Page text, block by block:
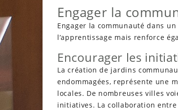
Engager la
Engager la communauté dans
l’apprentissage mais renforce
Encourager les
La création de jardins
endommagées, représente une
locales. De nombreuses villes
initiatives. La collaboration